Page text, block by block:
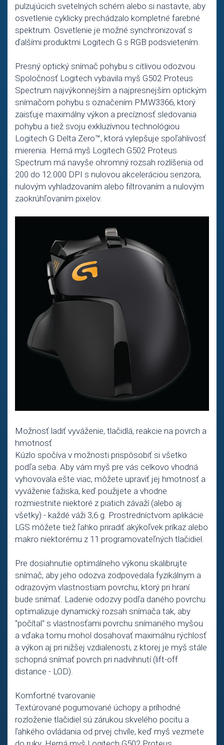
pulzujúcich svetelných schém alebo si nastavte, aby
osvetlenie cyklicky prechádzalo kompletné farebné
spektrum. Osvetlenie je možné synchronizovať s
ďalšími produktmi Logitech G s RGB podsvietením.
Presný optický snímač pohybu s citlivou odozvou
Spoločnosť Logitech vybavila myš G502 Proteus
Spectrum najvýkonnejším a najpresnejším optickým
snímačom pohybu s označením PMW3366, ktorý
zaisťuje maximálny výkon a precíznosť sledovania
pohybu a tiež svoju exkluzívnou technológiou
Logitech G Delta Zero™, ktorá vylepšuje spoľahlivosť
mierenia. Herná myš Logitech G502 Proteus
Spectrum má navyše ohromný rozsah rozlíšenia od
200 do 12.000 DPI s nulovou akceleráciou senzora,
nulovým vyhladzovaním alebo filtrovaním a nulovým
zaokrúhľovaním pixelov.
Možnosť ladiť vyváženie, tlačidlá, reakcie na povrch a
hmotnosť
Kúzlo spočíva v možnosti prispôsobiť si všetko
podľa seba. Aby vám myš pre vás celkovo vhodná
vyhovovala ešte viac, môžete upraviť jej hmotnosť a
vyváženie ťažiska, keď použijete a vhodne
rozmiestnite niektoré z piatich závaží (alebo aj
všetky) - každé váži 3,6 g. Prostredníctvom aplikácie
LGS môžete tiež ľahko priradiť akýkoľvek príkaz alebo
makro niektorému z 11 programovateľných tlačidiel.
Pre dosiahnutie optimálneho výkonu skalibrujte
snímač, aby jeho odozva zodpovedala fyzikálnym a
odrazovým vlastnostiam povrchu, ktorý pri hraní
bude snímať. Ladenie odozvy podľa daného povrchu
optimalizuje dynamický rozsah snímača tak, aby
"počítal" s vlastnosťami povrchu snímaného myšou
a vďaka tomu mohol dosahovať maximálnu rýchlosť
a výkon aj pri nižšej vzdialenosti, z ktorej je myš stále
schopná snímať povrch pri nadvihnutí (lift-off
distance - LOD).
Komfortné tvarovanie
Textúrované pogumované úchopy a príhodné
rozloženie tlačidiel sú zárukou skvelého pocitu a
ľahkého ovládania od prvej chvíle, keď myš vezmete